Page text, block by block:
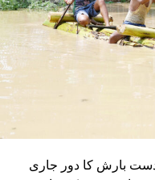
بارش کا دور جاری